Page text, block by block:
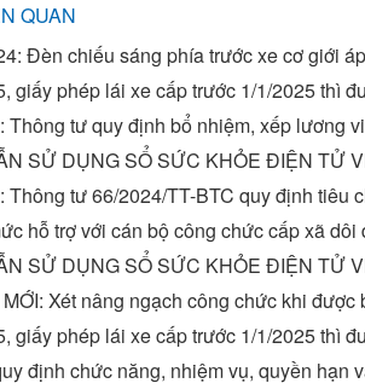
QUAN
Đèn chiếu sáng phía trước xe cơ giới
giấy phép lái xe cấp trước 1/1/2025 thì
Thông tư quy định bổ nhiệm, xếp lương
SỬ DỤNG SỔ SỨC KHỎE ĐIỆN TỬ
Thông tư 66/2024/TT-BTC quy định tiêu
hỗ trợ với cán bộ công chức cấp xã
SỬ DỤNG SỔ SỨC KHỎE ĐIỆN TỬ
Xét nâng ngạch công chức khi
giấy phép lái xe cấp trước 1/1/2025 thì
định chức năng, nhiệm vụ, quyền hạn